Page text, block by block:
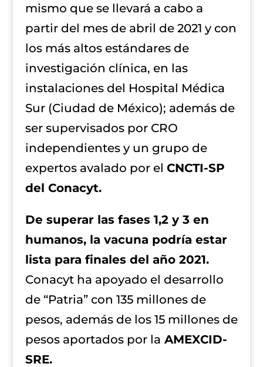
mismo que se llevará a cabo a
partir del mes de abril de 2021 y con
los más altos estándares de
investigación clínica, en las
instalaciones del Hospital Médica
Sur (Ciudad de México); además de
ser supervisados por CRO
independientes y un grupo de
expertos avalado por el CNCTI-SP
del Conacyt.
De superar las fases 1,2 y 3 en
humanos, la vacuna podría estar
lista para finales del año 2021.
Conacyt ha apoyado el desarrollo
de “Patria” con 135 millones de
pesos, además de los 15 millones de
pesos aportados por la AMEXCID-
SRE.